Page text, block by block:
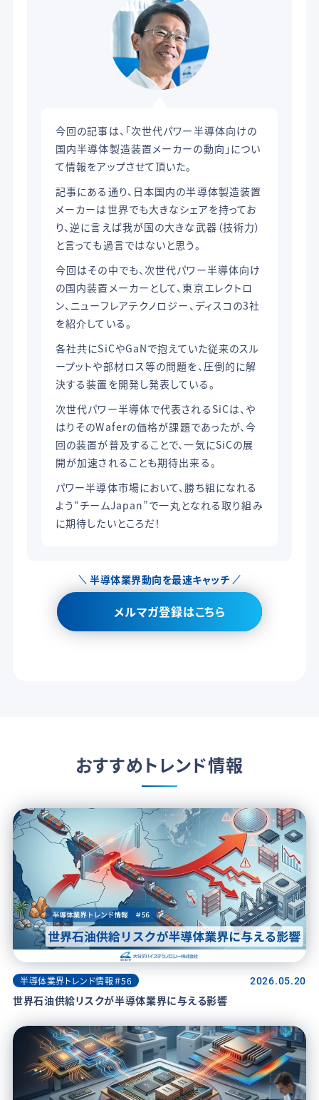
今回の記事は、「次世代パワー半導体向けの
国内半導体製造装置メーカーの動向」につい
て情報をアップさせて頂いた。
記事にある通り、日本国内の半導体製造装置
メーカーは世界でも大きなシェアを持ってお
り、逆に言えば我が国の大きな武器（技術力）
と言っても過言ではないと思う。
今回はその中でも、次世代パワー半導体向け
の国内装置メーカーとして、東京エレクトロ
ン、ニューフレアテクノロジー、ディスコの3社
を紹介している。
各社共にSiCやGaNで抱えていた従来のスル
ープットや部材ロス等の問題を、圧倒的に解
決する装置を開発し発表している。
次世代パワー半導体で代表されるSiCは、や
はりそのWaferの価格が課題であったが、今
回の装置が普及することで、一気にSiCの展
開が加速されることも期待出来る。
パワー半導体市場において、勝ち組になれる
よう“チームJapan”で一丸となれる取り組み
に期待したいところだ！
半導体業界動向を最速キャッチ
メルマガ登録はこちら
おすすめトレンド情報
半導体業界トレンド情報＃56 2026.05.20
世界石油供給リスクが半導体業界に与える影響